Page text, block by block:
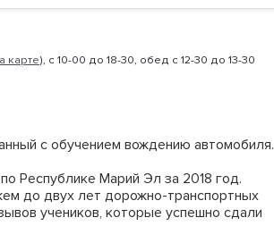
карте), с 10-00 до 18-30, обед с 12-30 до 13-30
с обучением вождению автомобиля.
Республике Марий Эл за 2018 год.
до двух лет дорожно-транспортных
учеников, которые успешно сдали